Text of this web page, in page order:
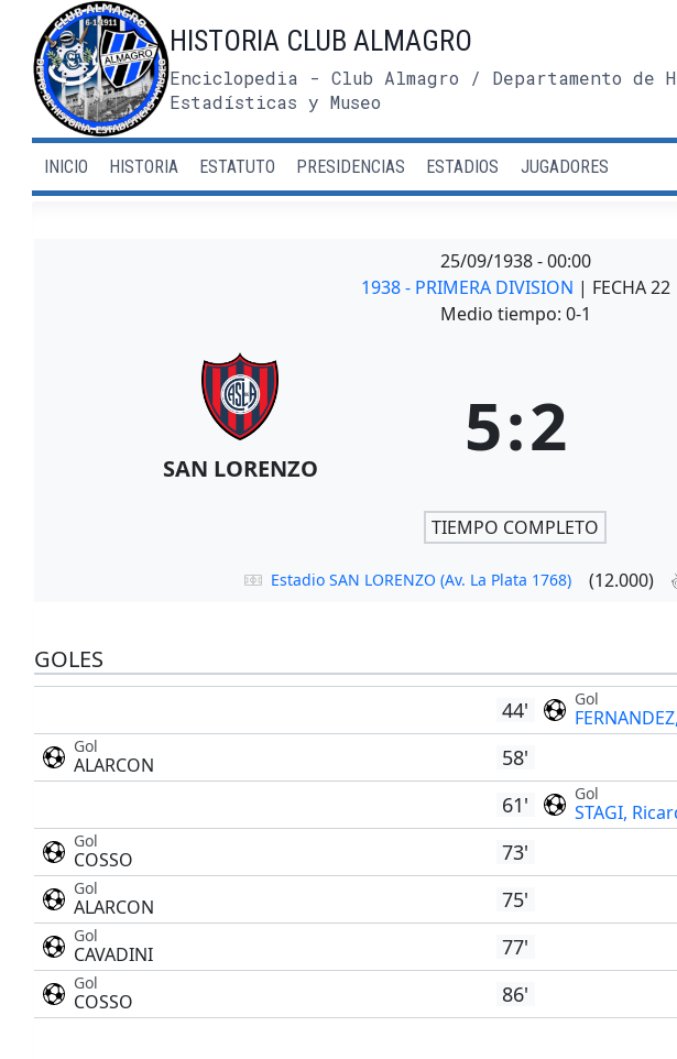
contenido
HISTORIA CLUB ALMAGRO
Enciclopedia - Club Almagro / Departamento de
Estadísticas y Museo
INICIO HISTORIA ESTATUTO PRESIDENCIAS ESTADIOS JUGADORES
25/09/1938-00:00
1938 - PRIMERA DIVISION | FECHA 22
Medio tiempo: 0-1
SAN LORENZO 5:2
TIEMPO COMPLETO
Estadio SAN LORENZO (Av. La Plata 1768) (12.000)
GOLES
44' Gol
Gol
ALARCON
58'
61'
Gol
STAGI,
Gol
COSSO 73'
Gol
ALARCON 75'
Gol
CAVADINI 77'
Gol
COSSO 86'